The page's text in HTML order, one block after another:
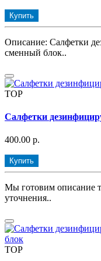
Купить
Описание: Салфетки
сменный блок..
TOP
Салфетки
400.00 р.
Купить
Мы готовим описание
уточнения..
TOP